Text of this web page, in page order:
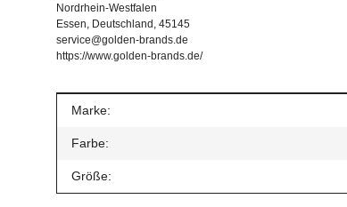
Nordrhein-Westfalen
Essen, Deutschland, 45145
service@golden-brands.de
https://www.golden-brands.de/
Produkteigenschaft
Wert
Marke:
Farbe:
Größe: